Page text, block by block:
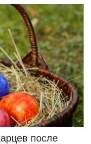
после